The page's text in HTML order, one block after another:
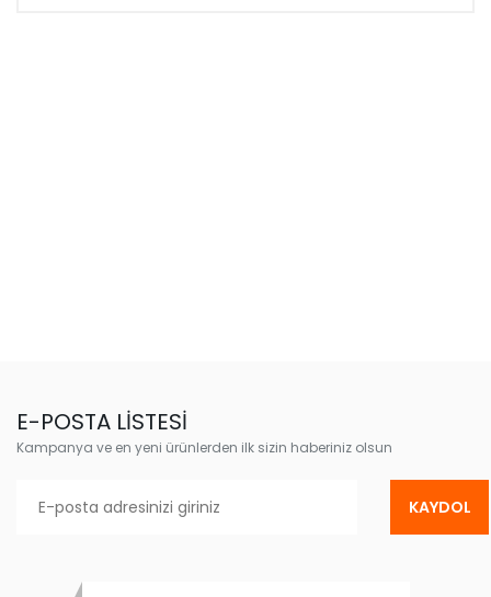
E-POSTA LİSTESİ
Kampanya ve en yeni ürünlerden ilk sizin haberiniz olsun
KAYDOL